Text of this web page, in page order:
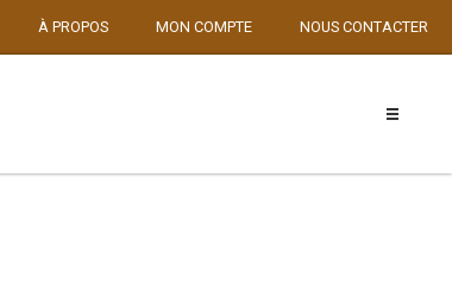
À PROPOS MON COMPTE NOUS CONTACTER